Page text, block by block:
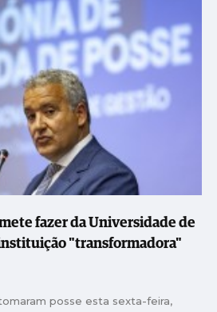
fazer da Universidade de
"transformadora"
posse esta sexta-feira,